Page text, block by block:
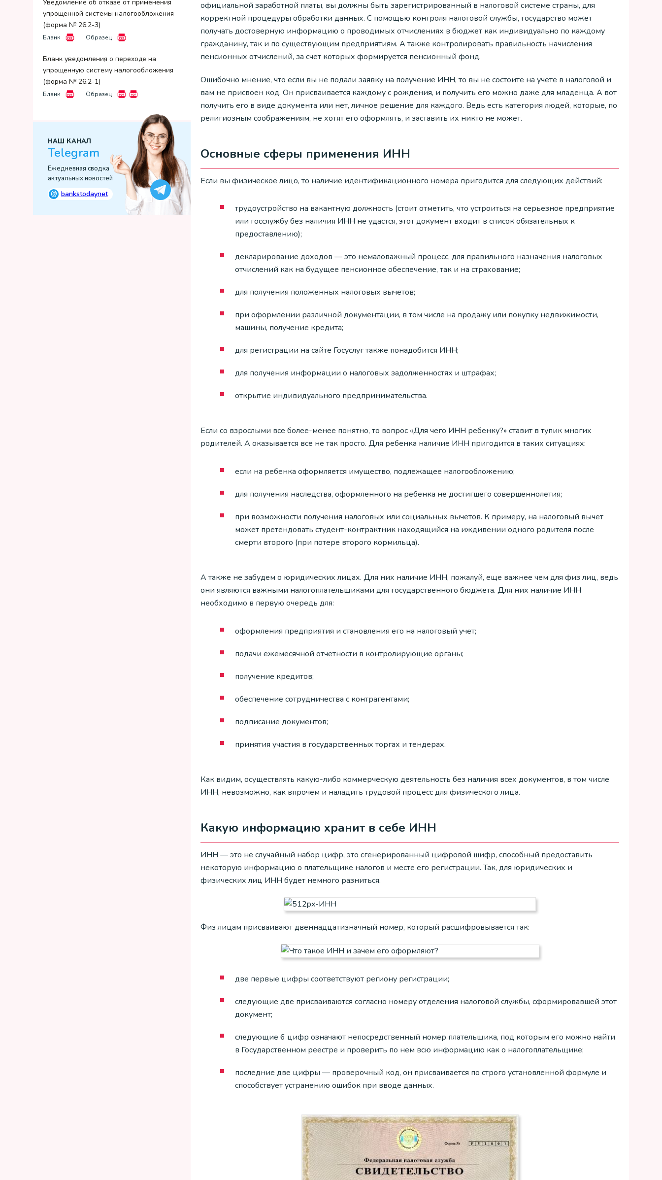
Уведомление об отказе от применения
упрощенной системы налогообложения
(форма № 26.2-3)
Бланк Образец
Бланк уведомления о переходе на
упрощенную систему налогообложения
(форма № 26.2-1)
Бланк Образец
НАШ КАНАЛ
Telegram
Ежедневная сводка
актуальных новостей
@ bankstodaynet
официальной заработной платы, вы должны быть зарегистрированный в налоговой системе страны, для
корректной процедуры обработки данных. С помощью контроля налоговой службы, государство может
получать достоверную информацию о проводимых отчислениях в бюджет как индивидуально по каждому
гражданину, так и по существующим предприятиям. А также контролировать правильность начисления
пенсионных отчислений, за счет которых формируется пенсионный фонд.
Ошибочно мнение, что если вы не подали заявку на получение ИНН, то вы не состоите на учете в налоговой и
вам не присвоен код. Он присваивается каждому с рождения, и получить его можно даже для младенца. А вот
получить его в виде документа или нет, личное решение для каждого. Ведь есть категория людей, которые, по
религиозным соображениям, не хотят его оформлять, и заставить их никто не может.
Основные сферы применения ИНН
Если вы физическое лицо, то наличие идентификационного номера пригодится для следующих действий:
трудоустройство на вакантную должность (стоит отметить, что устроиться на серьезное предприятие
или госслужбу без наличия ИНН не удастся, этот документ входит в список обязательных к
предоставлению);
декларирование доходов — это немаловажный процесс, для правильного назначения налоговых
отчислений как на будущее пенсионное обеспечение, так и на страхование;
для получения положенных налоговых вычетов;
при оформлении различной документации, в том числе на продажу или покупку недвижимости,
машины, получение кредита;
для регистрации на сайте Госуслуг также понадобится ИНН;
для получения информации о налоговых задолженностях и штрафах;
открытие индивидуального предпринимательства.
Если со взрослыми все более-менее понятно, то вопрос «Для чего ИНН ребенку?» ставит в тупик многих
родителей. А оказывается все не так просто. Для ребенка наличие ИНН пригодится в таких ситуациях:
если на ребенка оформляется имущество, подлежащее налогообложению;
для получения наследства, оформленного на ребенка не достигшего совершеннолетия;
при возможности получения налоговых или социальных вычетов. К примеру, на налоговый вычет
может претендовать студент-контрактник находящийся на иждивении одного родителя после
смерти второго (при потере второго кормильца).
А также не забудем о юридических лицах. Для них наличие ИНН, пожалуй, еще важнее чем для физ лиц, ведь
они являются важными налогоплательщиками для государственного бюджета. Для них наличие ИНН
необходимо в первую очередь для:
оформления предприятия и становления его на налоговый учет;
подачи ежемесячной отчетности в контролирующие органы;
получение кредитов;
обеспечение сотрудничества с контрагентами;
подписание документов;
принятия участия в государственных торгах и тендерах.
Как видим, осуществлять какую-либо коммерческую деятельность без наличия всех документов, в том числе
ИНН, невозможно, как впрочем и наладить трудовой процесс для физического лица.
Какую информацию хранит в себе ИНН
ИНН — это не случайный набор цифр, это сгенерированный цифровой шифр, способный предоставить
некоторую информацию о плательщике налогов и месте его регистрации. Так, для юридических и
физических лиц ИНН будет немного разниться.
Физ лицам присваивают двеннадцатизначный номер, который расшифровывается так:
две первые цифры соответствуют региону регистрации;
следующие две присваиваются согласно номеру отделения налоговой службы, сформировавшей этот
документ;
следующие 6 цифр означают непосредственный номер плательщика, под которым его можно найти
в Государственном реестре и проверить по нем всю информацию как о налогоплательщике;
последние две цифры — проверочный код, он присваивается по строго установленной формуле и
способствует устранению ошибок при вводе данных.